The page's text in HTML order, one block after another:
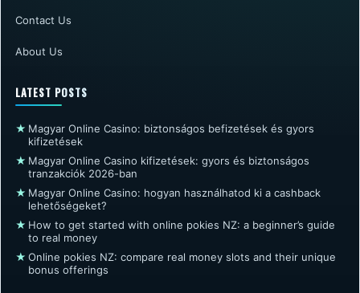
Contact Us
About Us
LATEST POSTS
★ Magyar Online Casino: biztonságos befizetések és gyors
kifizetések
★ Magyar Online Casino kifizetések: gyors és biztonságos
tranzakciók 2026-ban
★ Magyar Online Casino: hogyan használhatod ki a cashback
lehetőségeket?
★ How to get started with online pokies NZ: a beginner’s guide
to real money
★ Online pokies NZ: compare real money slots and their unique
bonus offerings